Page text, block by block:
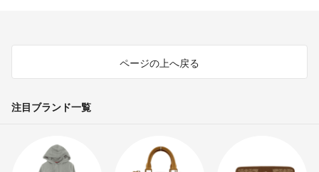
ページの上へ戻る
注目ブランド一覧